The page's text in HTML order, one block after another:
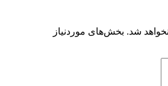
شد. بخش‌های موردنیاز